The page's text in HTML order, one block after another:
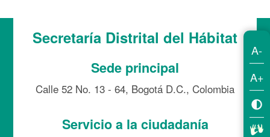
Secretaría Distrital del Hábitat
Sede principal
Calle 52 No. 13 - 64, Bogotá D.C., Colombia
Servicio a la ciudadanía
A-
A+